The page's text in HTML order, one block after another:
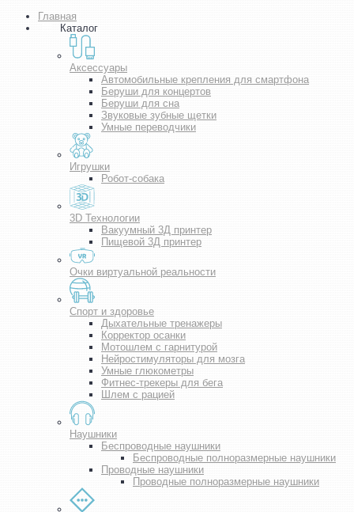
Главная
Каталог
Аксессуары
Автомобильные крепления для смартфона
Беруши для концертов
Беруши для сна
Звуковые зубные щетки
Умные переводчики
Игрушки
Робот-собака
3D Технологии
Вакуумный 3Д принтер
Пищевой 3Д принтер
Очки виртуальной реальности
Спорт и здоровье
Дыхательные тренажеры
Корректор осанки
Мотошлем с гарнитурой
Нейростимуляторы для мозга
Умные глюкометры
Фитнес-трекеры для бега
Шлем с рацией
Наушники
Беспроводные наушники
Беспроводные полноразмерные наушники
Проводные наушники
Проводные полноразмерные наушники